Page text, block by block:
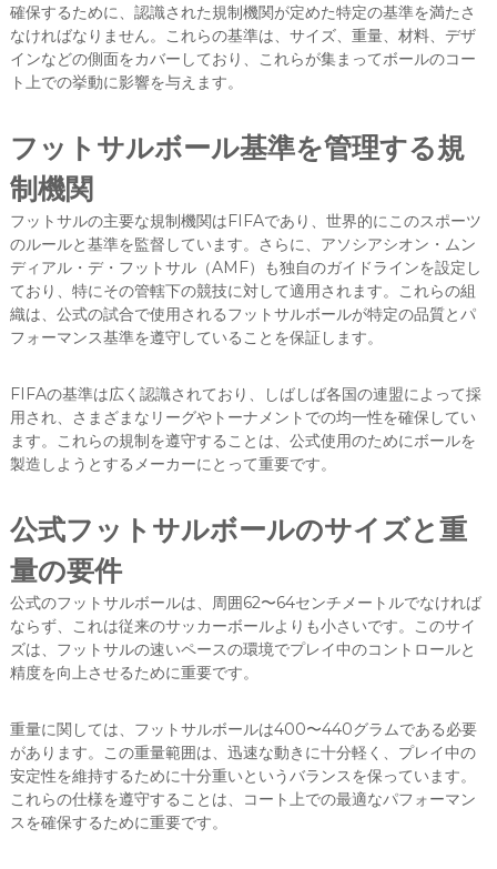
確保するために、認識された規制機関が定めた特定の基準を満たさ
なければなりません。これらの基準は、サイズ、重量、材料、デザ
インなどの側面をカバーしており、これらが集まってボールのコー
ト上での挙動に影響を与えます。
フットサルボール基準を管理する規
制機関
フットサルの主要な規制機関はFIFAであり、世界的にこのスポーツ
のルールと基準を監督しています。さらに、アソシアシオン・ムン
ディアル・デ・フットサル（AMF）も独自のガイドラインを設定し
ており、特にその管轄下の競技に対して適用されます。これらの組
織は、公式の試合で使用されるフットサルボールが特定の品質とパ
フォーマンス基準を遵守していることを保証します。
FIFAの基準は広く認識されており、しばしば各国の連盟によって採
用され、さまざまなリーグやトーナメントでの均一性を確保してい
ます。これらの規制を遵守することは、公式使用のためにボールを
製造しようとするメーカーにとって重要です。
公式フットサルボールのサイズと重
量の要件
公式のフットサルボールは、周囲62〜64センチメートルでなければ
ならず、これは従来のサッカーボールよりも小さいです。このサイ
ズは、フットサルの速いペースの環境でプレイ中のコントロールと
精度を向上させるために重要です。
重量に関しては、フットサルボールは400〜440グラムである必要
があります。この重量範囲は、迅速な動きに十分軽く、プレイ中の
安定性を維持するために十分重いというバランスを保っています。
これらの仕様を遵守することは、コート上での最適なパフォーマン
スを確保するために重要です。